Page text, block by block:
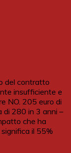
del contratto
insufficiente e
NO. 205 euro di
di 280 in 3 anni –
che ha
il 55%